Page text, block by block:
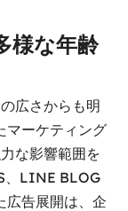
様な年齢
広さからも明
マーケティング
な影響範囲を
、LINE BLOG
広告展開は、企